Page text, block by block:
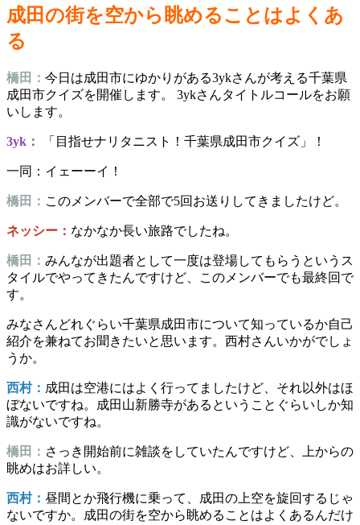
成田の街を空から眺めることはよくあ
る
橋田： 今日は成田市にゆかりがある3ykさんが考える千葉県
成田市クイズを開催します。 3ykさんタイトルコールをお願
いします。
3yk： 「目指せナリタニスト！千葉県成田市クイズ」！
一同：イェーーイ！
橋田： このメンバーで全部で5回お送りしてきましたけど。
ネッシー： なかなか長い旅路でしたね。
橋田： みんなが出題者として一度は登場してもらうというス
タイルでやってきたんですけど、このメンバーでも最終回で
す。
みなさんどれぐらい千葉県成田市について知っているか自己
紹介を兼ねてお聞きたいと思います。西村さんいかがでしょ
うか。
西村： 成田は空港にはよく行ってましたけど、それ以外はほ
ぼないですね。成田山新勝寺があるということぐらいしか知
識がないですね。
橋田： さっき開始前に雑談をしていたんですけど、上からの
眺めはお詳しい。
西村： 昼間とか飛行機に乗って、成田の上空を旋回するじゃ
ないですか。成田の街を空から眺めることはよくあるんだけ